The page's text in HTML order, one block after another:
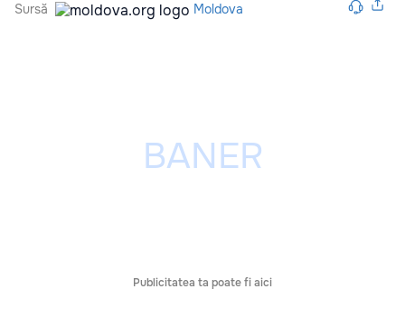
Sursă Moldova
Publicitatea ta poate fi aici